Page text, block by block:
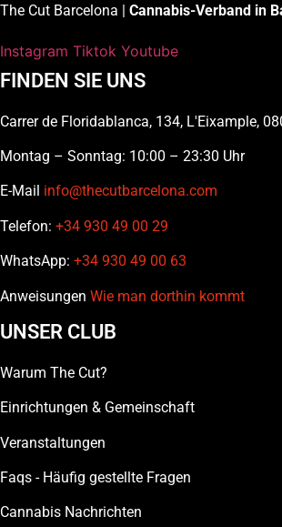
The Cut Barcelona | Cannabis-Verband in
Instagram Tiktok Youtube
FINDEN SIE UNS
Carrer de Floridablanca, 134, L'Eixample,
Montag – Sonntag: 10:00 – 23:30 Uhr
E-Mail info@thecutbarcelona.com
Telefon: +34 930 49 00 29
WhatsApp: +34 930 49 00 63
Anweisungen Wie man dorthin kommt
UNSER CLUB
Warum The Cut?
Einrichtungen & Gemeinschaft
Veranstaltungen
Faqs - Häufig gestellte Fragen
Cannabis Nachrichten